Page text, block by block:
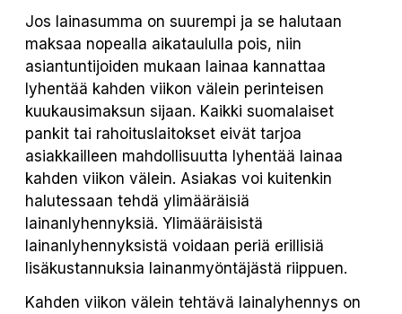
Jos lainasumma on suurempi ja se halutaan
maksaa nopealla aikataululla pois, niin
asiantuntijoiden mukaan lainaa kannattaa
lyhentää kahden viikon välein perinteisen
kuukausimaksun sijaan. Kaikki suomalaiset
pankit tai rahoituslaitokset eivät tarjoa
asiakkailleen mahdollisuutta lyhentää lainaa
kahden viikon välein. Asiakas voi kuitenkin
halutessaan tehdä ylimääräisiä
lainanlyhennyksiä. Ylimääräisistä
lainanlyhennyksistä voidaan periä erillisiä
lisäkustannuksia lainanmyöntäjästä riippuen.
Kahden viikon välein tehtävä lainalyhennys on